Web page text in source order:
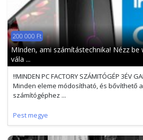
200 000 Ft
MInden, ami számítástechnika! Nézz be
vála ...
!!MINDEN PC FACTORY SZÁMITÓGÉP 3ÉV
Minden eleme módosítható, és bővíthető
számítógéphez ...
Pest megye